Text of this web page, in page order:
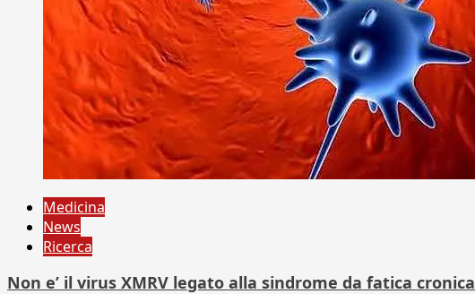
Medicina
News
Ricerca
Non e’ il virus XMRV legato alla sindrome da fatica cronica